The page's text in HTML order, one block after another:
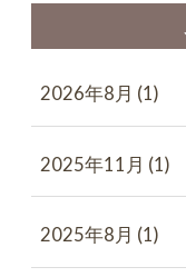
2026年8月 (1)
2025年11月 (1)
2025年8月 (1)